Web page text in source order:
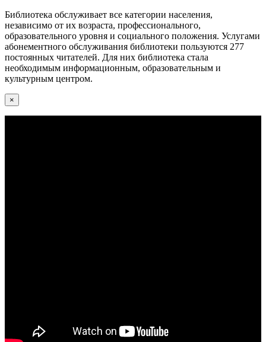
Библиотека обслуживает все категории населения,
независимо от их возраста, профессионального,
образовательного уровня и социального положения. Услугами
абонементного обслуживания библиотеки пользуются 277
постоянных читателей. Для них библиотека стала
необходимым информационным, образовательным и
культурным центром.
×